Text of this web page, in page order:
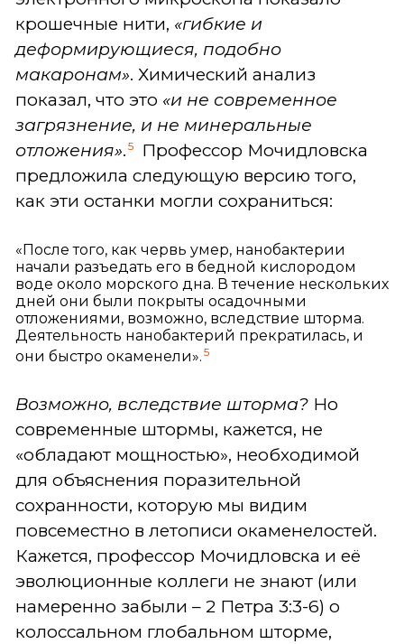
крошечные нити, «гибкие и
деформирующиеся, подобно
макаронам». Химический анализ
показал, что это «и не современное
загрязнение, и не минеральные
отложения». 5
Профессор Мочидловска
предложила следующую версию того,
как эти останки могли сохраниться:
«После того, как червь умер, нанобактерии
начали разъедать его в бедной кислородом
воде около морского дна. В течение нескольких
дней они были покрыты осадочными
отложениями, возможно, вследствие шторма.
Деятельность нанобактерий прекратилась, и
они быстро окаменели». 5
Возможно, вследствие шторма? Но
современные штормы, кажется, не
«обладают мощностью», необходимой
для объяснения поразительной
сохранности, которую мы видим
повсеместно в летописи окаменелостей.
Кажется, профессор Мочидловска и её
эволюционные коллеги не знают (или
намеренно забыли – 2 Петра 3:3-6) о
колоссальном глобальном шторме,